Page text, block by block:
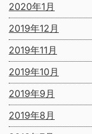
2020年1月
2019年12月
2019年11月
2019年10月
2019年9月
2019年8月